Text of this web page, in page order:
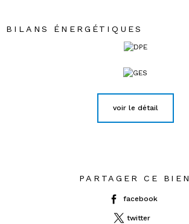
BILANS ÉNERGÉTIQUES
voir le détail
PARTAGER CE BIEN
facebook
twitter